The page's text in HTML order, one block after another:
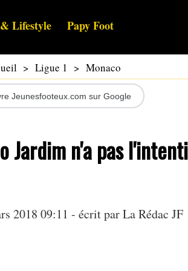
Lifestyle Papy Foot
> Ligue 1 > Monaco
Jeunesfooteux.com sur Google
Jardim n'a pas
2018 09:11 - écrit par La Rédac JF